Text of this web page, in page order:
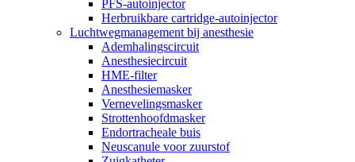
PFS-autoinjector
Herbruikbare cartridge-autoinjector
Luchtwegmanagement bij anesthesie
Ademhalingscircuit
Anesthesiecircuit
HME-filter
Anesthesiemasker
Vernevelingsmasker
Strottenhoofdmasker
Endortracheale buis
Neuscanule voor zuurstof